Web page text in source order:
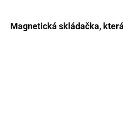
Magnetická skládačka,